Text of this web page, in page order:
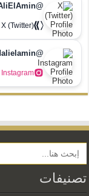
@SayyedAliElAmin
X (Twitter)
@sayyedalielamin
Instagram
Search Button
تصنيفات